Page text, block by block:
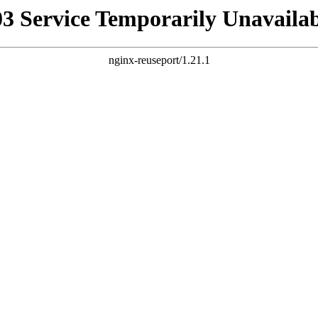
Service Temporarily
nginx-reuseport/1.21.1